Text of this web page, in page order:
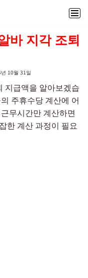
바 지각 조퇴
10월 31일
지급액을 알아보겠습
주휴수당 계산에 어
무시간만 계산하면
한 계산 과정이 필요